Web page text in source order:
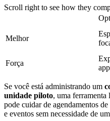
Scroll right to see how they
Melhor
Força
Se você está administrando um
unidade piloto, uma ferramenta
pode cuidar de agendamentos
e eventos sem necessidade de